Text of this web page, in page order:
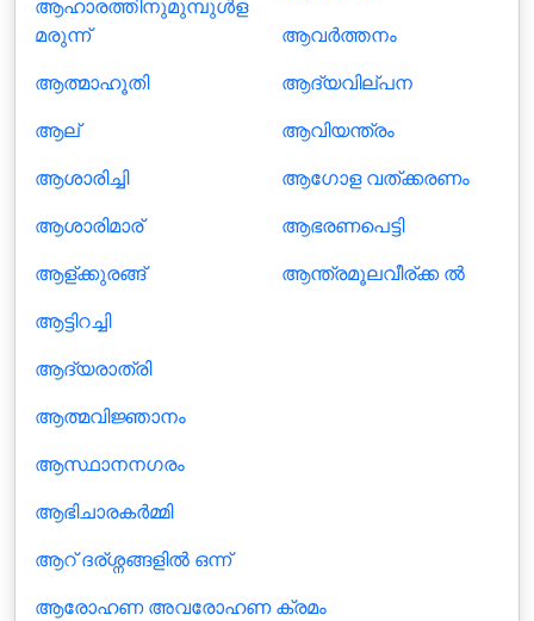
ആഹാരത്തിനുമുമ്പുള്‍ള
മരുന്ന്
ആത്മാഹൂതി
ആല്
ആശാരിച്ചി
ആശാരിമാര്
ആള്ക്കുരങ്ങ്
ആവര്‍ത്തനം
ആദ്യവില്പന
ആവിയന്ത്രം
ആഗോള വത്ക്കരണം
ആഭരണപെട്ടി
ആന്ത്രമൂലവീര്ക്ക ല്‍
ആട്ടിറച്ചി
ആദ്യരാത്രി
ആത്മവിജ്ഞാനം
ആസ്ഥാനനഗരം
ആഭിചാരകർമ്മി
ആറ് ദര്ശ്നങ്ങളില്‍ ഒന്ന്
ആരോഹണ അവരോഹണ ക്രമം